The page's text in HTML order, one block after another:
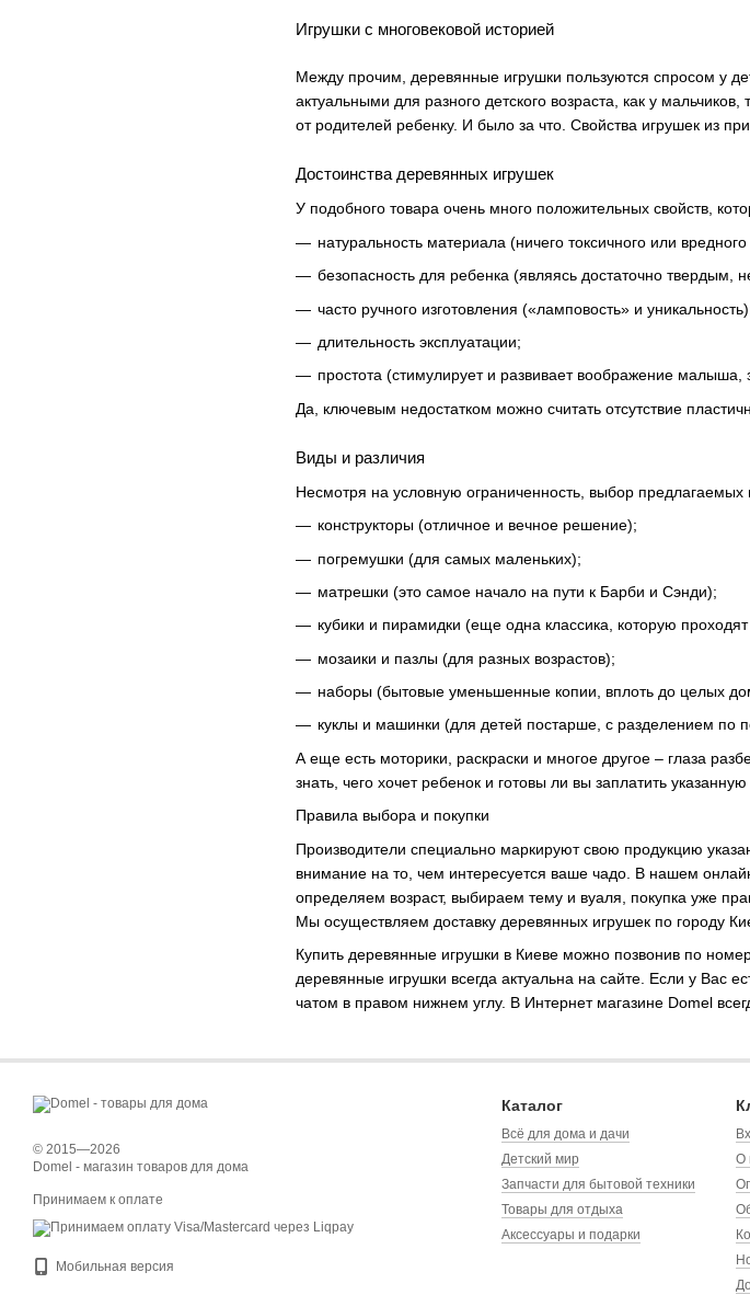
Игрушки с многовековой историей
Между прочим, деревянные игрушки пользуются спросом у
актуальными для разного детского возраста, как у
от родителей ребенку. И было за что. Свойства игрушек из
Достоинства деревянных игрушек
У подобного товара очень много положительных свойств,
натуральность материала (ничего токсичного или
безопасность для ребенка (являясь достаточно твердым,
часто ручного изготовления («ламповость» и
длительность эксплуатации;
простота (стимулирует и развивает воображение
Да, ключевым недостатком можно считать отсутствие
Виды и различия
Несмотря на условную ограниченность, выбор
конструкторы (отличное и вечное решение);
погремушки (для самых маленьких);
матрешки (это самое начало на пути к Барби и Сэнди);
кубики и пирамидки (еще одна классика, которую проходят
мозаики и пазлы (для разных возрастов);
наборы (бытовые уменьшенные копии, вплоть до целых
куклы и машинки (для детей постарше, с разделением по
А еще есть моторики, раскраски и многое другое – глаза
знать, чего хочет ребенок и готовы ли вы заплатить указанную
Правила выбора и покупки
Производители специально маркируют свою продукцию
внимание на то, чем интересуется ваше чадо. В нашем
определяем возраст, выбираем тему и вуаля, покупка уже
Мы осуществляем доставку деревянных игрушек по городу
Купить деревянные игрушки в Киеве можно позвонив по
деревянные игрушки всегда актуальна на сайте. Если у
чатом в правом нижнем углу. В Интернет магазине Domel
© 2015—2026
Domel - магазин товаров для дома
Принимаем к оплате
Мобильная версия
Каталог
Всё для дома и дачи
Детский мир
Запчасти для бытовой техники
Товары для отдыха
Аксессуары и подарки
О